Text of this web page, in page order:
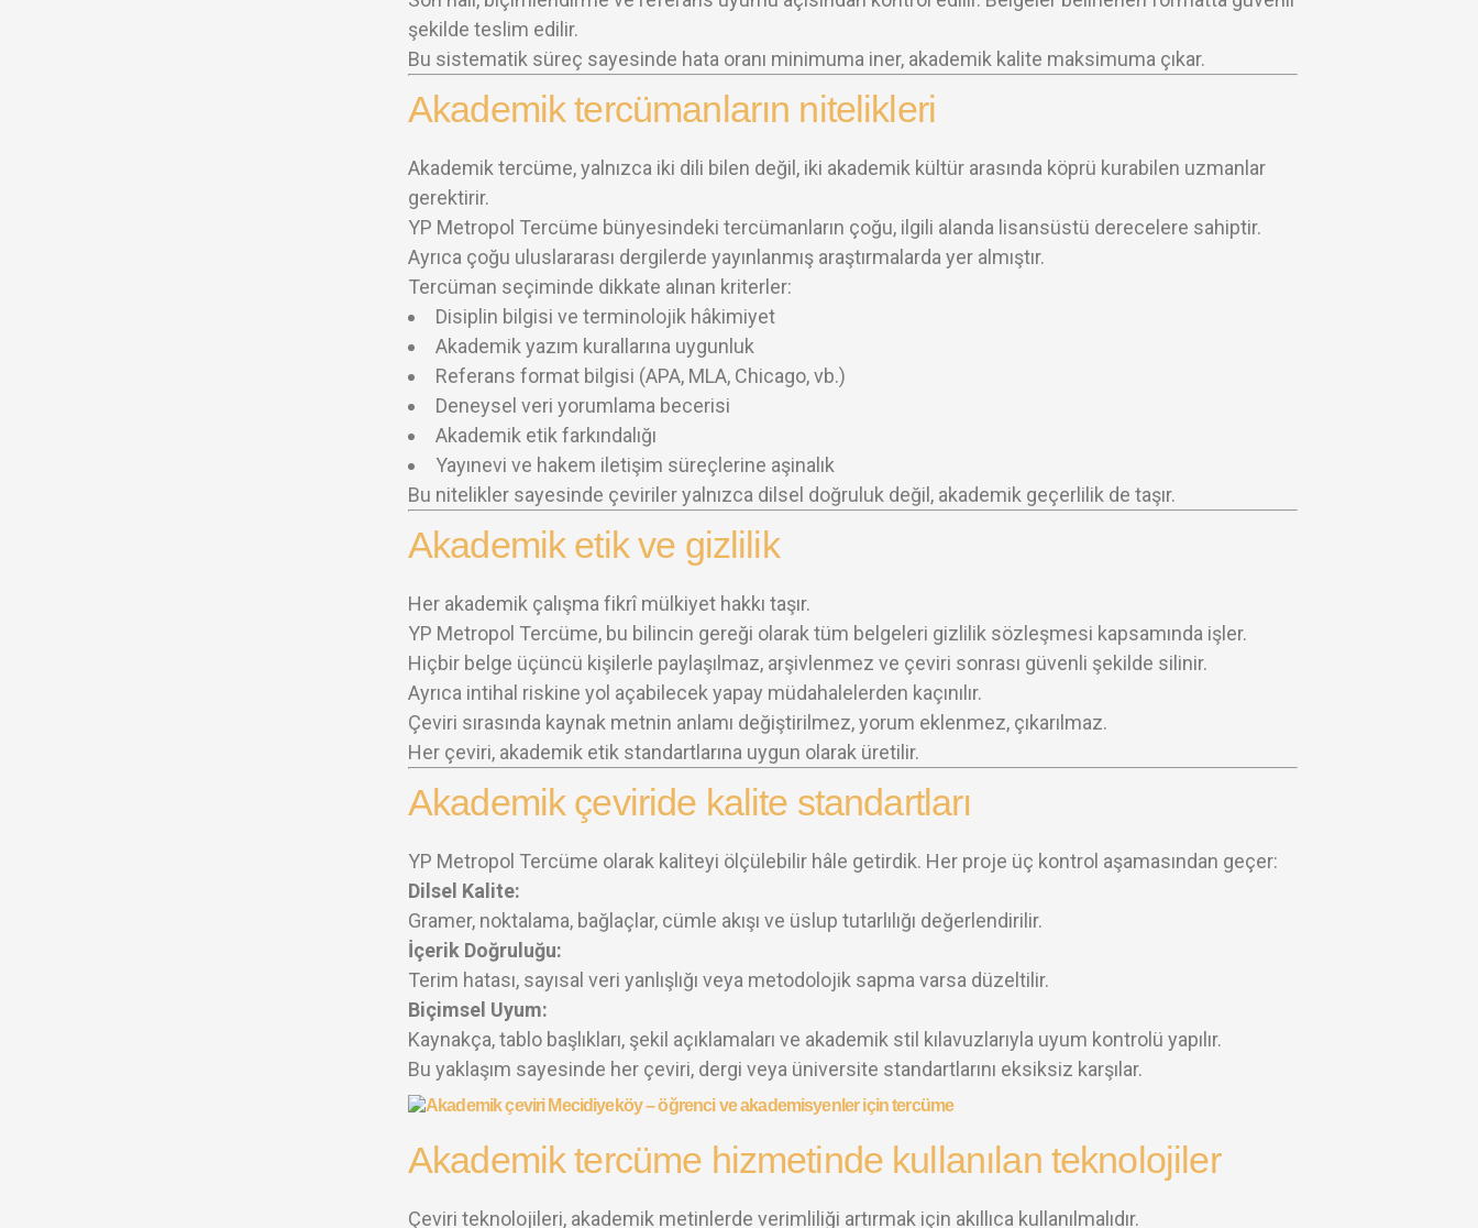
şekilde teslim edilir.
Bu sistematik süreç sayesinde hata oranı minimuma iner, akademik kalite maksimuma çıkar.
Akademik tercümanların nitelikleri
Akademik tercüme, yalnızca iki dili bilen değil, iki akademik kültür arasında köprü kurabilen uzmanlar
gerektirir.
YP Metropol Tercüme bünyesindeki tercümanların çoğu, ilgili alanda lisansüstü derecelere sahiptir.
Ayrıca çoğu uluslararası dergilerde yayınlanmış araştırmalarda yer almıştır.
Tercüman seçiminde dikkate alınan kriterler:
Disiplin bilgisi ve terminolojik hâkimiyet
Akademik yazım kurallarına uygunluk
Referans format bilgisi (APA, MLA, Chicago, vb.)
Deneysel veri yorumlama becerisi
Akademik etik farkındalığı
Yayınevi ve hakem iletişim süreçlerine aşinalık
Bu nitelikler sayesinde çeviriler yalnızca dilsel doğruluk değil, akademik geçerlilik de taşır.
Akademik etik ve gizlilik
Her akademik çalışma fikrî mülkiyet hakkı taşır.
YP Metropol Tercüme, bu bilincin gereği olarak tüm belgeleri gizlilik sözleşmesi kapsamında işler.
Hiçbir belge üçüncü kişilerle paylaşılmaz, arşivlenmez ve çeviri sonrası güvenli şekilde silinir.
Ayrıca intihal riskine yol açabilecek yapay müdahalelerden kaçınılır.
Çeviri sırasında kaynak metnin anlamı değiştirilmez, yorum eklenmez, çıkarılmaz.
Her çeviri, akademik etik standartlarına uygun olarak üretilir.
Akademik çeviride kalite standartları
YP Metropol Tercüme olarak kaliteyi ölçülebilir hâle getirdik. Her proje üç kontrol aşamasından geçer:
Dilsel Kalite:
Gramer, noktalama, bağlaçlar, cümle akışı ve üslup tutarlılığı değerlendirilir.
İçerik Doğruluğu:
Terim hatası, sayısal veri yanlışlığı veya metodolojik sapma varsa düzeltilir.
Biçimsel Uyum:
Kaynakça, tablo başlıkları, şekil açıklamaları ve akademik stil kılavuzlarıyla uyum kontrolü yapılır.
Bu yaklaşım sayesinde her çeviri, dergi veya üniversite standartlarını eksiksiz karşılar.
Akademik tercüme hizmetinde kullanılan teknolojiler
Çeviri teknolojileri, akademik metinlerde verimliliği artırmak için akıllıca kullanılmalıdır.